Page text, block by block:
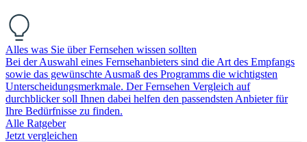
Alles was Sie über Fernsehen wissen sollten
Bei der Auswahl eines Fernsehanbieters sind die Art des Empfangs
sowie das gewünschte Ausmaß des Programms die wichtigsten
Unterscheidungsmerkmale. Der Fernsehen Vergleich auf
durchblicker soll Ihnen dabei helfen den passendsten Anbieter für
Ihre Bedürfnisse zu finden.
Alle Ratgeber
Jetzt vergleichen